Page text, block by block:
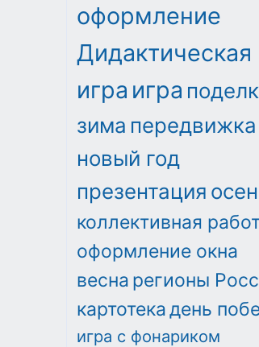
оформление
Дидактическая
игра игра
зима передвижка
новый год
презентация
коллективная
оформление окна
весна регионы
картотекадень
игра с фонариком